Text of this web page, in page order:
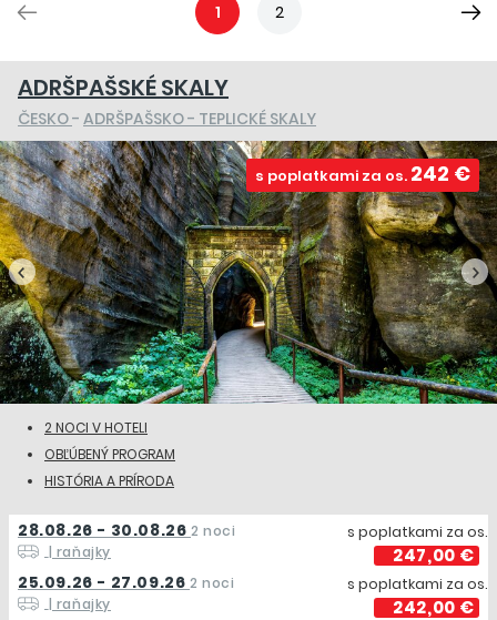
1 2
ADRŠPAŠSKÉ SKALY
ČESKO- ADRŠPAŠSKO - TEPLICKÉ SKALY
s poplatkami za os. 242 €
2 NOCI V HOTELI
OBĽÚBENÝ PROGRAM
HISTÓRIA A PRÍRODA
28.08.26 - 30.08.26 2 noci
| raňajky
s poplatkami za os.
247,00 €
25.09.26 - 27.09.26 2 noci
| raňajky
s poplatkami za os.
242,00 €